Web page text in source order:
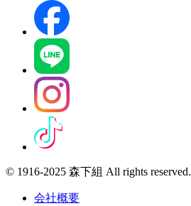
© 1916-2025 森下組 All rights reserved.
会社概要